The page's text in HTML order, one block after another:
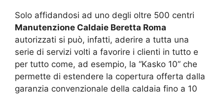
Solo affidandosi ad uno degli oltre 500 centri
Manutenzione Caldaie Beretta Roma
autorizzati si può, infatti, aderire a tutta una
serie di servizi volti a favorire i clienti in tutto e
per tutto come, ad esempio, la “Kasko 10” che
permette di estendere la copertura offerta dalla
garanzia convenzionale della caldaia fino a 10